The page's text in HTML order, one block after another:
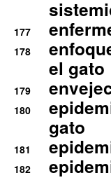
177
178
el gato
179
180
gato
181
182